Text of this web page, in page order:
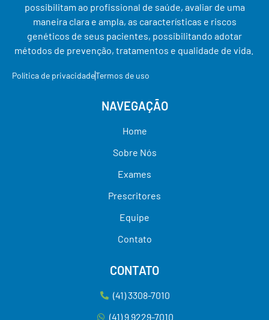
possibilitam ao profissional de saúde, avaliar de uma
maneira clara e ampla, as características e riscos
genéticos de seus pacientes, possibilitando adotar
métodos de prevenção, tratamentos e qualidade de vida.
Política de privacidadeTermos de uso
NAVEGAÇÃO
Home
Sobre Nós
Exames
Prescritores
Equipe
Contato
CONTATO
(41) 3308-7010
(41) 9 9229-7010